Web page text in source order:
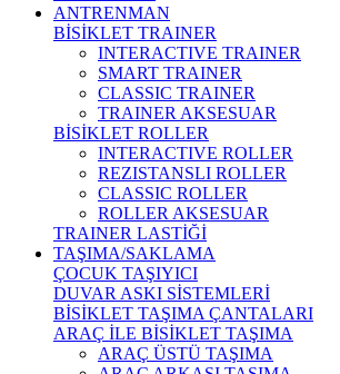
ANTRENMAN
BİSİKLET TRAINER
INTERACTIVE TRAINER
SMART TRAINER
CLASSIC TRAINER
TRAINER AKSESUAR
BİSİKLET ROLLER
INTERACTIVE ROLLER
REZISTANSLI ROLLER
CLASSIC ROLLER
ROLLER AKSESUAR
TRAINER LASTİĞİ
TAŞIMA/SAKLAMA
ÇOCUK TAŞIYICI
DUVAR ASKI SİSTEMLERİ
BİSİKLET TAŞIMA ÇANTALARI
ARAÇ İLE BİSİKLET TAŞIMA
ARAÇ ÜSTÜ TAŞIMA